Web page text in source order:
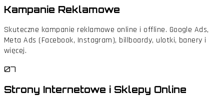
Kampanie Reklamowe
Skuteczne kampanie reklamowe online i offline. Google Ads,
Meta Ads (Facebook, Instagram), billboardy, ulotki, banery i
więcej.
07
Strony Internetowe i Sklepy Online